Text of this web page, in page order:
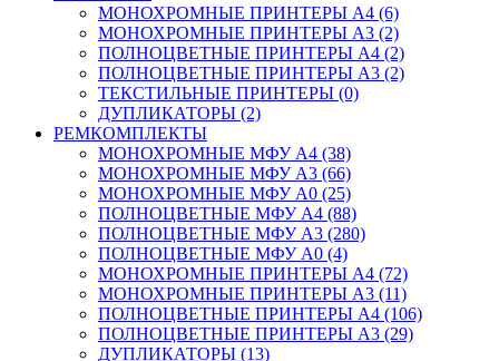
МОНОХРОМНЫЕ ПРИНТЕРЫ А4 (6)
МОНОХРОМНЫЕ ПРИНТЕРЫ А3 (2)
ПОЛНОЦВЕТНЫЕ ПРИНТЕРЫ А4 (2)
ПОЛНОЦВЕТНЫЕ ПРИНТЕРЫ А3 (2)
ТЕКСТИЛЬНЫЕ ПРИНТЕРЫ (0)
ДУПЛИКАТОРЫ (2)
РЕМКОМПЛЕКТЫ
МОНОХРОМНЫЕ МФУ А4 (38)
МОНОХРОМНЫЕ МФУ А3 (66)
МОНОХРОМНЫЕ МФУ А0 (25)
ПОЛНОЦВЕТНЫЕ МФУ А4 (88)
ПОЛНОЦВЕТНЫЕ МФУ А3 (280)
ПОЛНОЦВЕТНЫЕ МФУ А0 (4)
МОНОХРОМНЫЕ ПРИНТЕРЫ А4 (72)
МОНОХРОМНЫЕ ПРИНТЕРЫ А3 (11)
ПОЛНОЦВЕТНЫЕ ПРИНТЕРЫ А4 (106)
ПОЛНОЦВЕТНЫЕ ПРИНТЕРЫ А3 (29)
ДУПЛИКАТОРЫ (13)